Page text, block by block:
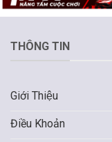
THÔNG TIN
Giới Thiệu
Điều Khoản